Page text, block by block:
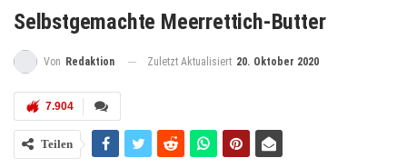
Selbstgemachte Meerrettich-Butter
Von Redaktion Zuletzt Aktualisiert 20. Oktober 2020
7.904
Teilen